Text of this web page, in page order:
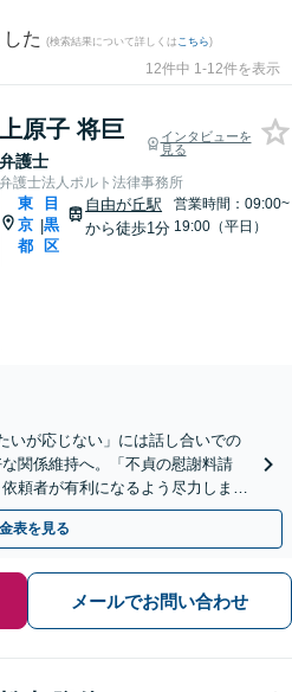
た (検索結果について詳しくは こちら)
12件中 1-12件を表示
上原子 将巨
弁護士
インタビューを
見る
弁護士法人ポルト法律事務所
東
京
都
|
目
黒
区
自由が丘駅
から徒歩1分
営業時間：09:00~
19:00（平日）
いが応じない」には話し合いでの
関係維持へ。「不貞の慰謝料請
頼者が有利になるよう尽力しま
回来所面談1時間無料】
表を見る
メールでお問い合わせ